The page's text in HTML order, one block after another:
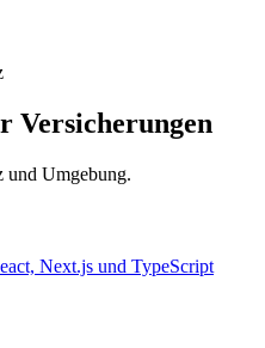
Versicherungen
und Umgebung.
Next.js und TypeScript